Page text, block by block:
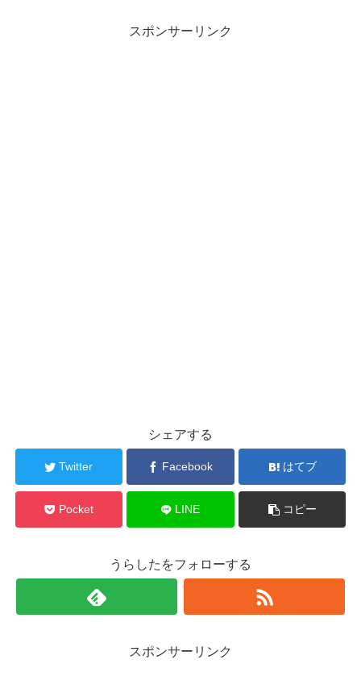
スポンサーリンク
シェアする
Twitter Facebook はてブ
Pocket LINE コピー
うらしたをフォローする
スポンサーリンク